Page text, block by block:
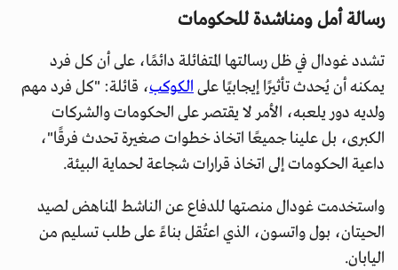
رسالة أمل ومناشدة للحكومات
تشدد غودال في ظل رسالتها المتفائلة دائمًا، على أن كل فرد
يمكنه أن يُحدث تأثيرًا إيجابيًا علىالكوكب، قائلة: "كل فرد مهم
ولديه دور يلعبه، الأمر لا يقتصر على الحكومات والشركات
الكبرى، بل علينا جميعًا اتخاذ خطوات صغيرة تحدث فرقًا"،
داعية الحكومات إلى اتخاذ قرارات شجاعة لحماية البيئة.
واستخدمت غودال منصتها للدفاع عن الناشط المناهض لصيد
الحيتان، بول واتسون، الذي اعتُقل بناءً على طلب تسليم من
اليابان.